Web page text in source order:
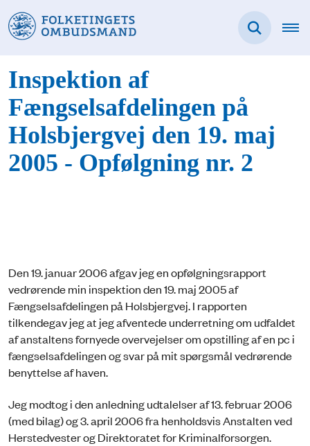
Inspektion af
Fængselsafdelingen på
Holsbjergvej den 19. maj
2005 - Opfølgning nr. 2
Den 19. januar 2006 afgav jeg en opfølgningsrapport
vedrørende min inspektion den 19. maj 2005 af
Fængselsafdelingen på Holsbjergvej. I rapporten
tilkendegav jeg at jeg afventede underretning om udfaldet
af anstaltens fornyede overvejelser om opstilling af en pc i
fængselsafdelingen og svar på mit spørgsmål vedrørende
benyttelse af haven.
Jeg modtog i den anledning udtalelser af 13. februar 2006
(med bilag) og 3. april 2006 fra henholdsvis Anstalten ved
Herstedvester og Direktoratet for Kriminalforsorgen.